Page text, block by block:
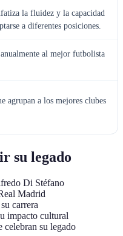
la fluidez y la capacidad
a diferentes posiciones.
al mejor futbolista
agrupan a los mejores clubes
su legado
Di Stéfano
Madrid
carrera
impacto cultural
celebran su legado